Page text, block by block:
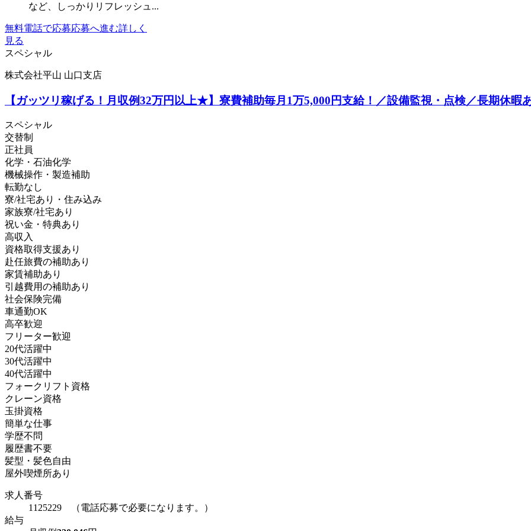
など、しっかりリフレッシュ...
無料電話で応募応募へ進む詳しく
見る
スペシャル
株式会社平山 山口支店
【ガッツリ稼げる！月収例32万円以上★】寮費補助毎月1万5,000円支給！／設備監視・点検／長期休暇
スペシャル
交替制
正社員
化学・石油化学
機械操作・製造補助
転勤なし
寮/社宅あり・住み込み
家族寮/社宅あり
祝い金・特典あり
高収入
資格取得支援あり
赴任旅費の補助あり
家賃補助あり
引越費用の補助あり
社会保険完備
車通勤OK
高卒歓迎
フリーター歓迎
20代活躍中
30代活躍中
40代活躍中
フォークリフト資格
クレーン資格
玉掛資格
簡単な仕事
学歴不問
履歴書不要
髪型・髪色自由
屋外喫煙所あり
求人番号
1125229 （電話応募で必要になります。）
給与